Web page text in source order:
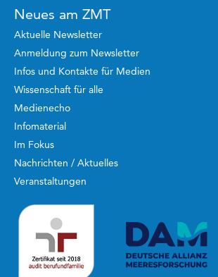
Neues am ZMT
Aktuelle Newsletter
Anmeldung zum Newsletter
Infos und Kontakte für Medien
Wissenschaft für alle
Medienecho
Infomaterial
Im Fokus
Nachrichten / Aktuelles
Veranstaltungen